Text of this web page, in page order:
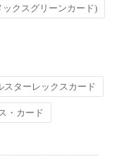
クスグリーンカード)
スターレックスカード
・カード